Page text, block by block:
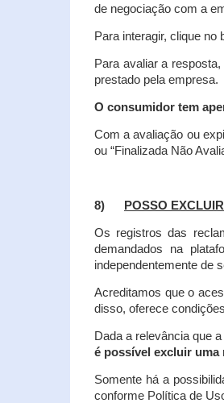
de negociação com a
Para interagir, clique no
Para avaliar a
prestado pela empresa.
O consumidor tem
Com a avaliação ou
ou “Finalizada Não
8) POSSO
Os registros das
demandados na
independentemente de
Acreditamos que o
disso, oferece
Dada a relevância que
é possível excluir uma
Somente há a
conforme Política de